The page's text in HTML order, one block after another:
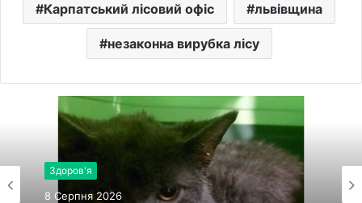
Карпатський лісовий офіс львівщина
незаконна вирубка лісу
Здоров'я
8 Серпня 2026